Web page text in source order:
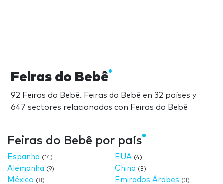
Feiras do Bebê
92 Feiras do Bebê. Feiras do Bebê en 32 países y
647 sectores relacionados con Feiras do Bebê
Feiras do Bebê por país
Espanha (14)
Alemanha (9)
México (8)
EUA (4)
China (3)
Emirados Árabes (3)